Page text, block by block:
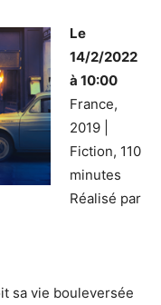
Le
14/2/2022
à 10:00
France,
2019 |
Fiction, 110
minutes
Réalisé par
sa vie bouleversée